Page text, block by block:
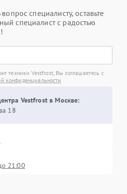
специалисту, оставьте
специалист с радостью
техники Vestfrost, Вы соглашаетесь с
конфиденциальности
Vestfrost в Москве:
18
21:00